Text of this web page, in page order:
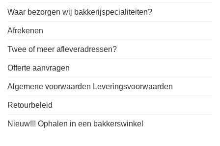
Waar bezorgen wij bakkerijspecialiteiten?
Afrekenen
Twee of meer afleveradressen?
Offerte aanvragen
Algemene voorwaarden Leveringsvoorwaarden
Retourbeleid
Nieuw!!! Ophalen in een bakkerswinkel